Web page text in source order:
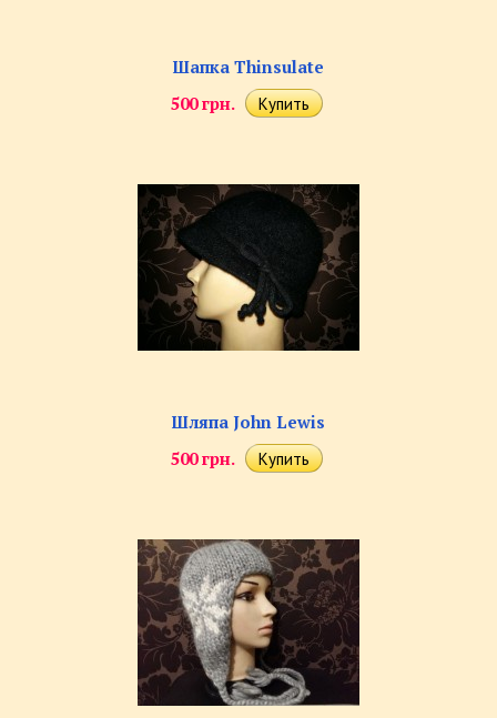
Шапка Thinsulate
500 грн.
Шляпа John Lewis
500 грн.